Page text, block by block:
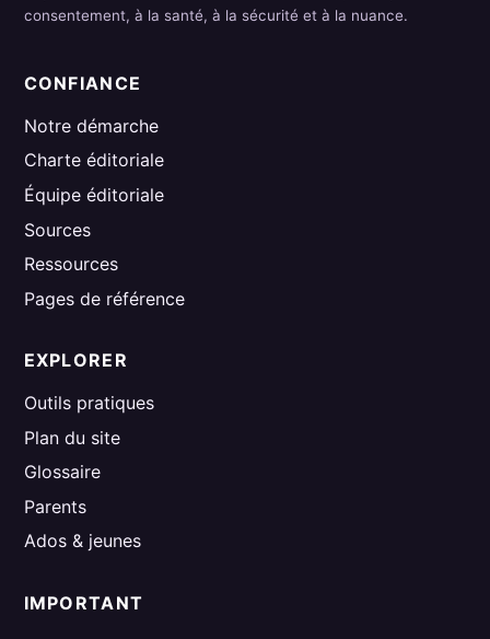
consentement, à la santé, à la sécurité et à la nuance.
CONFIANCE
Notre démarche
Charte éditoriale
Équipe éditoriale
Sources
Ressources
Pages de référence
EXPLORER
Outils pratiques
Plan du site
Glossaire
Parents
Ados & jeunes
IMPORTANT